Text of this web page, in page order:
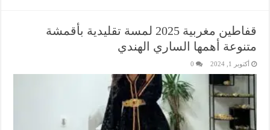
قفاطين مغربية 2025 لمسة تقليدية بأقمشة
متنوعة أهمها الساري الهندي
أكتوبر 1, 2024 0